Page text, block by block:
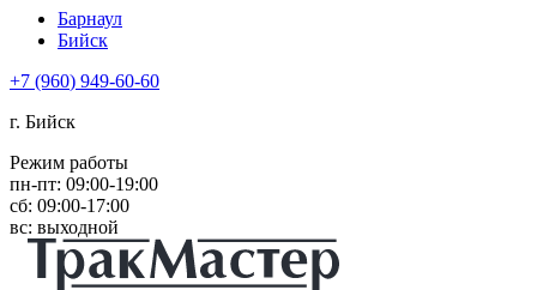
Барнаул
Бийск
+7 (960) 949-60-60
г. Бийск
Режим работы
пн-пт: 09:00-19:00
сб: 09:00-17:00
вс: выходной